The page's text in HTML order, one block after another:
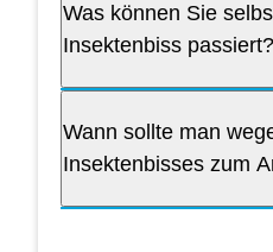
Was können Sie
Insektenbiss passiert?
Wann sollte man
Insektenbisses zum